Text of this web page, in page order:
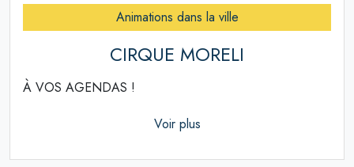
Animations dans la ville
CIRQUE MORELI
À VOS AGENDAS !
Voir plus